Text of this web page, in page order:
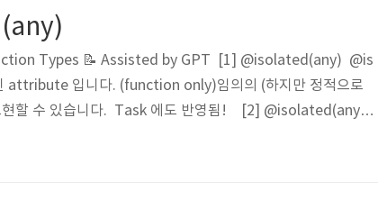
Types 📝 Assisted by GPT [1] @isolated(any) @is
입니다. (function only)임의의 (하지만 정적으로
현할 수 있습니다. Task 에도 반영됨! [2] @isolated(any)
async throws -> () 타입의 불투명 값 (opaque value) 을 받